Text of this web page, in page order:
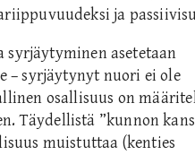
ja
syrjäytyminen asetetaan
– syrjäytynyt nuori ei ole
osallisuus on
Täydellistä ”kunnon
muistuttaa (kenties